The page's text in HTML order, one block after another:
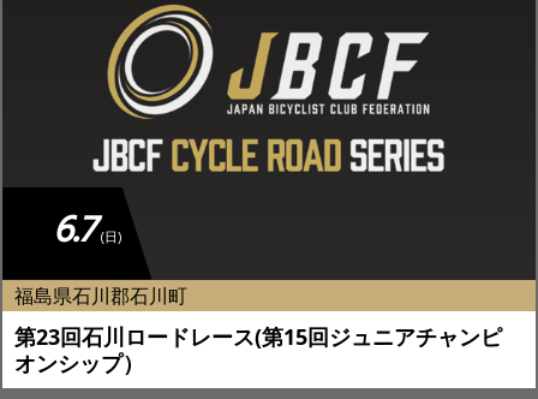
6.7 (日)
福島県石川郡石川町
第23回石川ロードレース(第15回ジュニアチャンピ
オンシップ）